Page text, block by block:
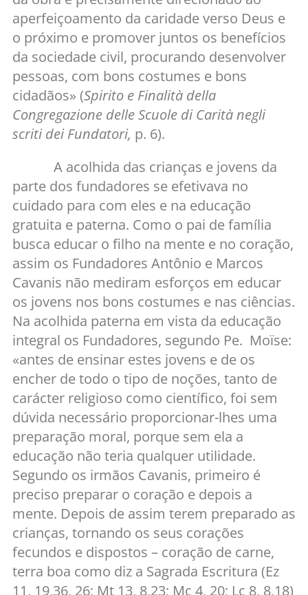
aperfeiçoamento da caridade verso Deus e
o próximo e promover juntos os benefícios
da sociedade civil, procurando desenvolver
pessoas, com bons costumes e bons
cidadãos» (Spirito e Finalità della
Congregazione delle Scuole di Carità negli
scriti dei Fundatori, p. 6).
A acolhida das crianças e jovens da
parte dos fundadores se efetivava no
cuidado para com eles e na educação
gratuita e paterna. Como o pai de família
busca educar o filho na mente e no coração,
assim os Fundadores Antônio e Marcos
Cavanis não mediram esforços em educar
os jovens nos bons costumes e nas ciências.
Na acolhida paterna em vista da educação
integral os Fundadores, segundo Pe. Moïse:
«antes de ensinar estes jovens e de os
encher de todo o tipo de noções, tanto de
carácter religioso como científico, foi sem
dúvida necessário proporcionar-lhes uma
preparação moral, porque sem ela a
educação não teria qualquer utilidade.
Segundo os irmãos Cavanis, primeiro é
preciso preparar o coração e depois a
mente. Depois de assim terem preparado as
crianças, tornando os seus corações
fecundos e dispostos – coração de carne,
terra boa como diz a Sagrada Escritura (Ez
11, 19,36, 26; Mt 13, 8,23; Mc 4, 20; Lc 8, 8,18)